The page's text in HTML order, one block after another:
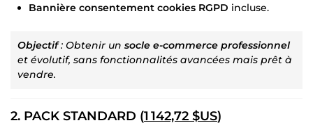
Bannière consentement cookies RGPD incluse.
Objectif: Obtenir un socle e-commerce professionnel
et évolutif, sans fonctionnalités avancées mais prêt à
vendre.
2. PACK STANDARD (1 142,72 $US)